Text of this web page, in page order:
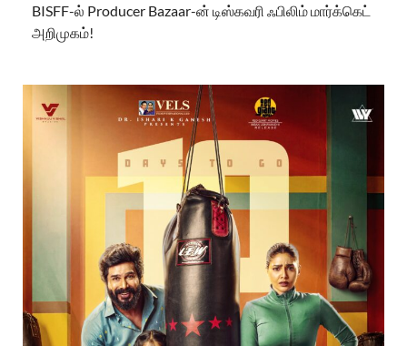
BISFF-ல் Producer Bazaar-ன் டிஸ்கவரி ஃபிலிம் மார்க்கெட்
அறிமுகம்!